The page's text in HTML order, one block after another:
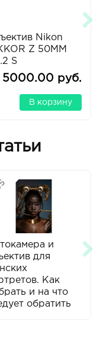
Nikon
Z 50MM
S
5000.00 руб.
В корзину
и
для
Как
и на что
обратить